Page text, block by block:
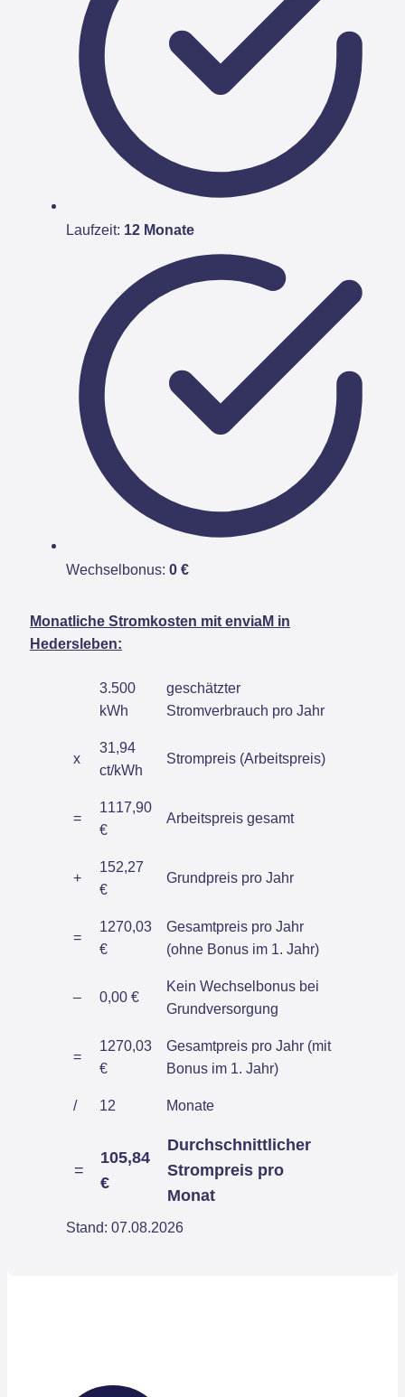
Laufzeit: 12 Monate
Wechselbonus: 0 €
Monatliche Stromkosten mit enviaM in
Hedersleben:
3.500
kWh
geschätzter
Stromverbrauch pro Jahr
x
31,94
ct/kWh
Strompreis (Arbeitspreis)
=
1117,90
€
Arbeitspreis gesamt
+
152,27
€
Grundpreis pro Jahr
=
1270,03
€
Gesamtpreis pro Jahr
(ohne Bonus im 1. Jahr)
– 0,00 €
Kein Wechselbonus bei
Grundversorgung
=
1270,03
€
Gesamtpreis pro Jahr (mit
Bonus im 1. Jahr)
/ 12 Monate
=
105,84
€
Durchschnittlicher
Strompreis pro
Monat
Stand: 07.08.2026